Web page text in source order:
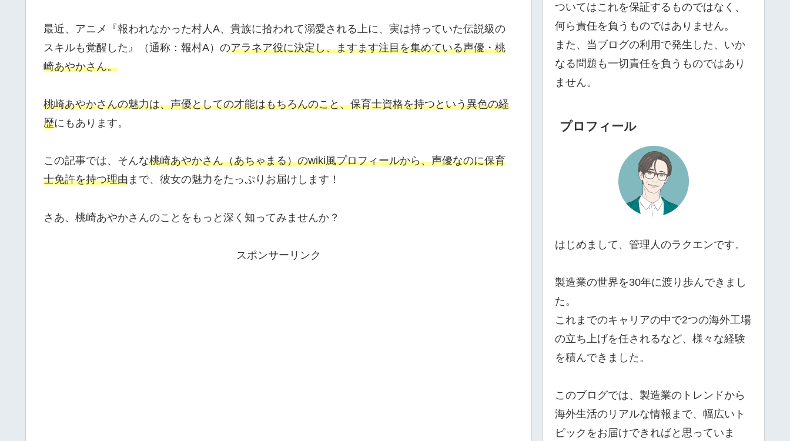
最近、アニメ『報われなかった村人A、貴族に拾われて溺愛される上に、実は持っていた伝説級の
スキルも覚醒した』（通称：報村A）のアラネア役に決定し、ますます注目を集めている声優・桃
崎あやかさん。
桃崎あやかさんの魅力は、声優としての才能はもちろんのこと、保育士資格を持つという異色の経
歴にもあります。
この記事では、そんな桃崎あやかさん（あちゃまる）のwiki風プロフィールから、声優なのに保育
士免許を持つ理由まで、彼女の魅力をたっぷりお届けします！
さあ、桃崎あやかさんのことをもっと深く知ってみませんか？
スポンサーリンク
ついてはこれを保証するものではなく、
何ら責任を負うものではありません。
また、当ブログの利用で発生した、いか
なる問題も一切責任を負うものではあり
ません。
プロフィール
はじめまして、管理人のラクエンです。
製造業の世界を30年に渡り歩んできまし
た。
これまでのキャリアの中で2つの海外工場
の立ち上げを任されるなど、様々な経験
を積んできました。
このブログでは、製造業のトレンドから
海外生活のリアルな情報まで、幅広いト
ピックをお届けできればと思っていま